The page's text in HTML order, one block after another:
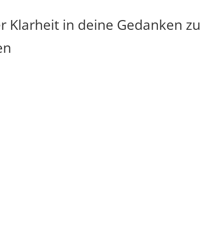
Klarheit in deine Gedanken zu